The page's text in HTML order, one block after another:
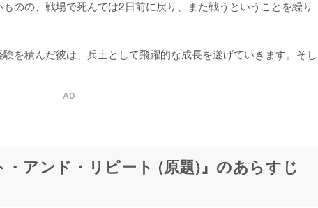
のの、戦場で死んでは2日前に戻り、また戦うということを繰り
を積んだ彼は、兵士として飛躍的な成長を遂げていきます。そし
AD
・アンド・リピート (原題)』のあらすじ